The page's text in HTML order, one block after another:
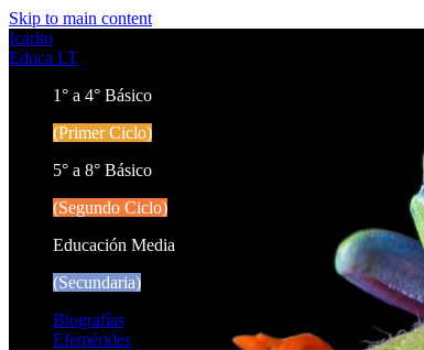
Skip to main content
Icarito
Educa LT
1° a 4° Básico
(Primer Ciclo)
5° a 8° Básico
(Segundo Ciclo)
Educación Media
(Secundaria)
Biografías
Efemérides